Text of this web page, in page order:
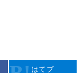
はてブ